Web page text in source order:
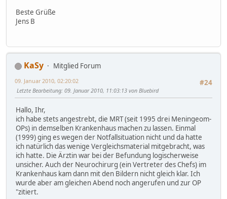
Beste Grüße
Jens B
KaSy
Mitglied Forum
#24
09. Januar 2010, 02:20:02
Letzte Bearbeitung: 09. Januar 2010, 11:03:13 von Bluebird
Hallo, Ihr,
ich habe stets angestrebt, die MRT (seit 1995 drei Meningeom-
OPs) in demselben Krankenhaus machen zu lassen. Einmal
(1999) ging es wegen der Notfallsituation nicht und da hatte
ich natürlich das wenige Vergleichsmaterial mitgebracht, was
ich hatte. Die Ärztin war bei der Befundung logischerweise
unsicher. Auch der Neurochirurg (ein Vertreter des Chefs) im
Krankenhaus kam dann mit den Bildern nicht gleich klar. Ich
wurde aber am gleichen Abend noch angerufen und zur OP
"zitiert.